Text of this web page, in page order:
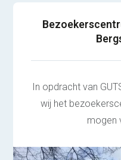
In opdracht van
wij het
mogen